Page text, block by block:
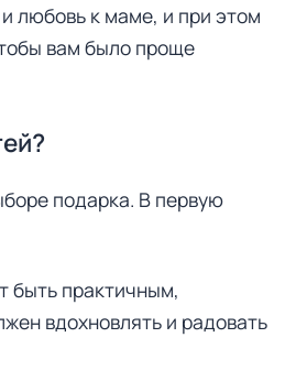
любовь к маме, и при этом
вам было проще
подарка. В первую
быть практичным,
вдохновлять и радовать